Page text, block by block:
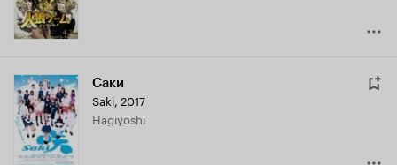
Саки
Saki, 2017
Hagiyoshi